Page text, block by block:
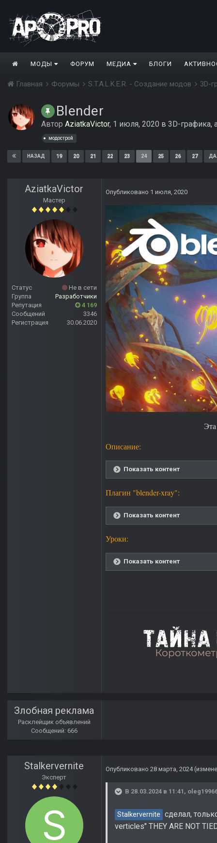
МОДЫ ФОРУМ МЕДИА БЛОГИ
Главная Форумы S.T.A.L.K.E.R. - Создание модов 3D-
Blender
Автор AziatkaVictor, 1 июля, 2020 в 3D-графика,
модострой
НАЗАД 19 20 21 22 23 24 25 26 27
AziatkaVictor
Мастер
Статус
Не в сети
Группа
Разработчики
Репутация
4 169
Сообщений
3346
Регистрация
30.06.2020
Опубликовано 1 июля, 2020
Описание:
Показать контент
Плагин "blender-xray":
Показать контент
Уроки:
Показать контент
Злобная реклама
Расклейщик объявлений
Сообщений: 666
Stalkervernite
Эксперт
Опубликовано 28 марта, 2024
В 28.03.2024 в 11:41,
Stalkervernite сделал,
verticles" THEY ARE NOT